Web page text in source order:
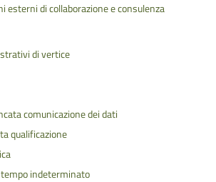
esterni di collaborazione e consulenza
di vertice
comunicazione dei dati
qualificazione
indeterminato